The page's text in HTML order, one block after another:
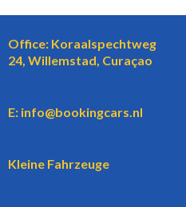
Office: Koraalspechtweg
24, Willemstad, Curaçao
E: info@bookingcars.nl
Kleine Fahrzeuge